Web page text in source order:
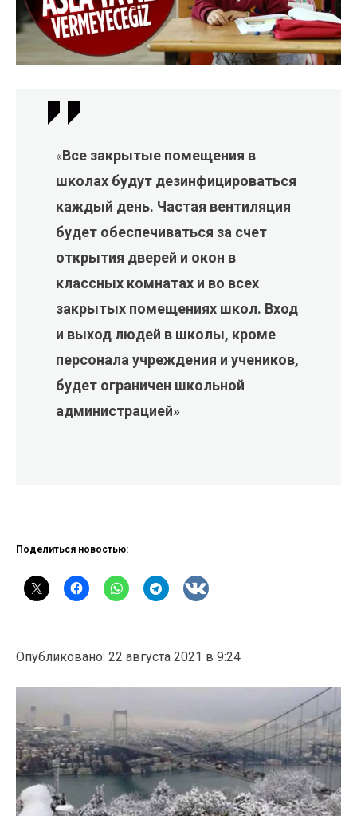
«Все закрытые помещения в
школах будут дезинфицироваться
каждый день. Частая вентиляция
будет обеспечиваться за счет
открытия дверей и окон в
классных комнатах и ​​во всех
закрытых помещениях школ. Вход
и выход людей в школы, кроме
персонала учреждения и учеников,
будет ограничен школьной
администрацией»
Поделиться новостью:
Опубликовано: 22 августа 2021 в 9:24